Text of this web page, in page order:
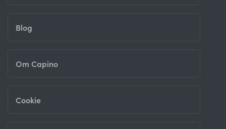
Blog
Om Capino
Cookie